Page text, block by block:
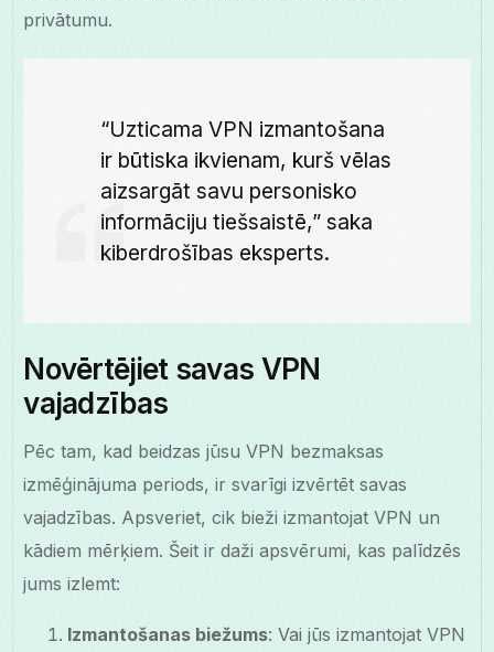
privātumu.
“Uzticama VPN izmantošana
ir būtiska ikvienam, kurš vēlas
aizsargāt savu personisko
informāciju tiešsaistē,” saka
kiberdrošības eksperts.
Novērtējiet savas VPN
vajadzības
Pēc tam, kad beidzas jūsu VPN bezmaksas
izmēģinājuma periods, ir svarīgi izvērtēt savas
vajadzības. Apsveriet, cik bieži izmantojat VPN un
kādiem mērķiem. Šeit ir daži apsvērumi, kas palīdzēs
jums izlemt:
Izmantošanas biežums: Vai jūs izmantojat VPN